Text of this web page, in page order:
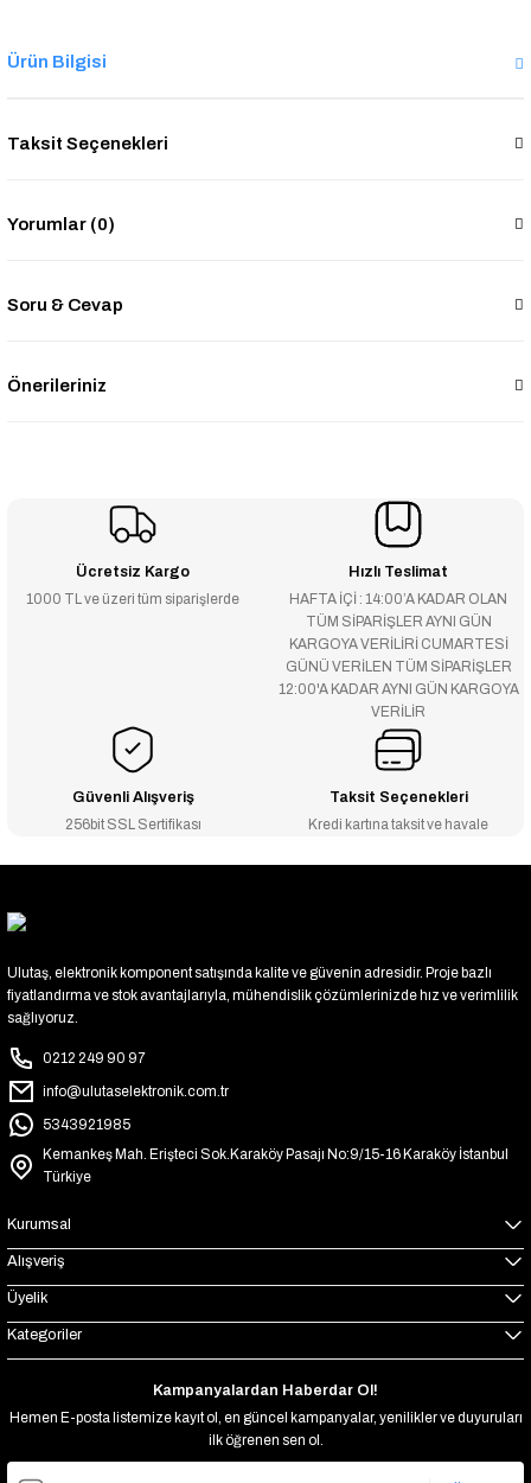
Ürün Bilgisi
Taksit Seçenekleri
Yorumlar (0)
Soru & Cevap
Önerileriniz
Ücretsiz Kargo
1000 TL ve üzeri tüm siparişlerde
Hızlı Teslimat
HAFTA İÇİ : 14:00’A KADAR OLAN
TÜM SİPARİŞLER AYNI GÜN
KARGOYA VERİLİRİ CUMARTESİ
GÜNÜ VERİLEN TÜM SİPARİŞLER
12:00'A KADAR AYNI GÜN KARGOYA
VERİLİR
Güvenli Alışveriş
256bit SSL Sertifikası
Taksit Seçenekleri
Kredi kartına taksit ve havale
Ulutaş, elektronik komponent satışında kalite ve güvenin adresidir. Proje bazlı
fiyatlandırma ve stok avantajlarıyla, mühendislik çözümlerinizde hız ve verimlilik
sağlıyoruz.
0212 249 90 97
info@ulutaselektronik.com.tr
5343921985
Kemankeş Mah. Erişteci Sok.Karaköy Pasajı No:9/15-16 Karaköy İstanbul
Türkiye
Kurumsal
Alışveriş
Üyelik
Kategoriler
Kampanyalardan Haberdar Ol!
Hemen E-posta listemize kayıt ol, en güncel kampanyalar, yenilikler ve duyuruları
ilk öğrenen sen ol.